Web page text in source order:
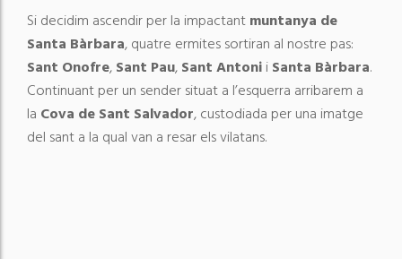
Si decidim ascendir per la impactantmuntanya de
Santa Bàrbara, quatre ermites sortiran al nostre pas:
Sant Onofre,Sant Pau,Sant AntoniiSanta Bàrbara.
Continuant per un sender situat a l’esquerra arribarem a
la Cova de Sant Salvador, custodiada per una imatge
del sant a la qual van a resar els vilatans.